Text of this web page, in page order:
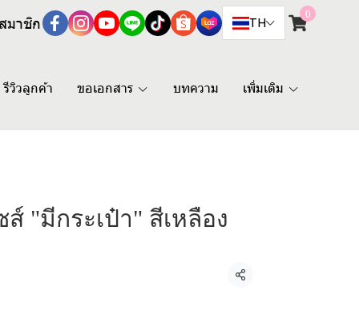
มาชิก TH
0
รีวิวลูกค้า ขอเอกสาร บทความ เพิ่มเติม
"มีกระเป๋า" สีเหลือง
แชร์